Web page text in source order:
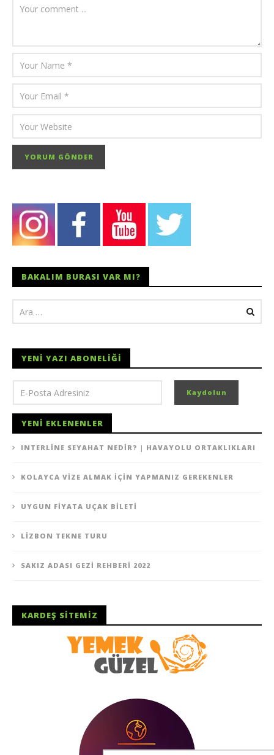
BAKALIM BURASI VAR MI?
YENI YAZI ABONELIĞI
YENI EKLENENLER
INTERLINE SEYAHAT NEDIR? | HAVAYOLU ORTAKLIKLARI
KOLAYCA VIZE ALMAK İÇIN YAPMANIZ GEREKENLER
UYGUN FIYATA UÇAK BILETI
LIZBON TEKNE TURU
SAKIZ ADASI GEZI REHBERI 2022
KARDEŞ SITEMIZ